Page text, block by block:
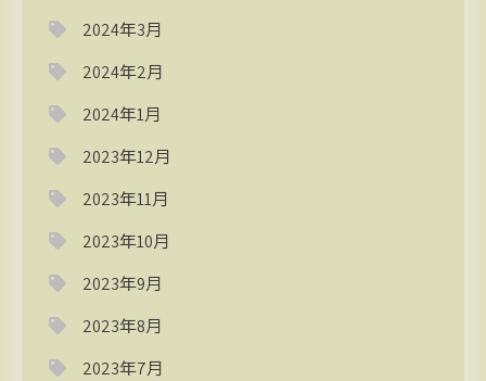
2024年3月
2024年2月
2024年1月
2023年12月
2023年11月
2023年10月
2023年9月
2023年8月
2023年7月